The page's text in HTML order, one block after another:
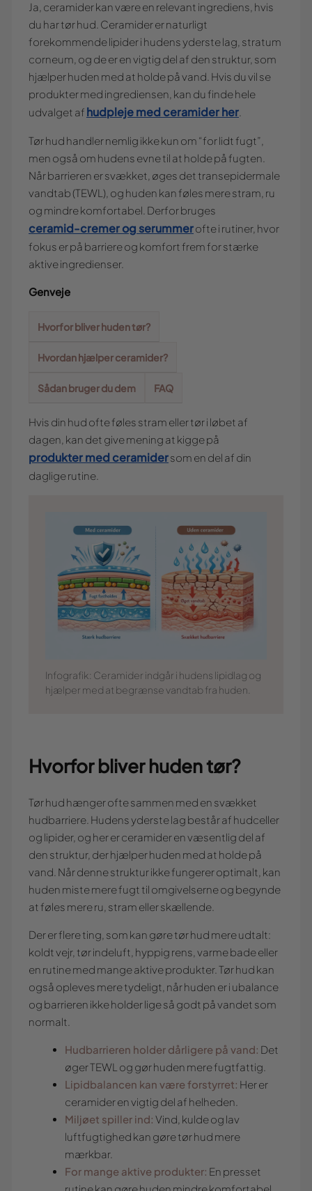
Ja, ceramider kan være en relevant ingrediens, hvis
du har tør hud. Ceramider er naturligt
forekommende lipider i hudens yderste lag, stratum
corneum, og de er en vigtig del af den struktur, som
hjælper huden med at holde på vand. Hvis du vil se
produkter med ingrediensen, kan du finde hele
udvalget af hudpleje med ceramider her
Tør hud handler nemlig ikke kun om “for lidt fugt”,
men også om hudens evne til at holde på fugten.
Når barrieren er svækket, øges det transepidermale
vandtab (TEWL), og huden kan føles mere stram, ru
og mindre komfortabel. Derfor bruges
ceramid-cremer og serummerofte i rutiner, hvor
fokus er på barriere og komfort frem for stærke
aktive ingredienser.
Genveje
Hvorfor bliver huden tør?
Hvordan hjælper ceramider?
Sådan bruger du dem FAQ
Hvis din hud ofte føles stram eller tør i løbet af
dagen, kan det give mening at kigge på
produkter med ceramidersom en del af din
daglige rutine.
Infografik: Ceramider indgår i hudens lipidlag og
hjælper med at begrænse vandtab fra huden.
Hvorfor bliver huden tør?
Tør hud hænger ofte sammen med en svækket
hudbarriere. Hudens yderste lag består af hudceller
og lipider, og her er ceramider en væsentlig del af
den struktur, der hjælper huden med at holde på
vand. Når denne struktur ikke fungerer optimalt, kan
huden miste mere fugt til omgivelserne og begynde
at føles mere ru, stram eller skællende.
Der er flere ting, som kan gøre tør hud mere udtalt:
koldt vejr, tør indeluft, hyppig rens, varme bade eller
en rutine med mange aktive produkter. Tør hud kan
også opleves mere tydeligt, når huden er i ubalance
og barrieren ikke holder lige så godt på vandet som
normalt.
Hudbarrieren holder dårligere på vand: Det
øger TEWL og gør huden mere fugtfattig.
Lipidbalancen kan være forstyrret: Her er
ceramider en vigtig del af helheden.
Miljøet spiller ind: Vind, kulde og lav
luftfugtighed kan gøre tør hud mere
mærkbar.
For mange aktive produkter: En presset